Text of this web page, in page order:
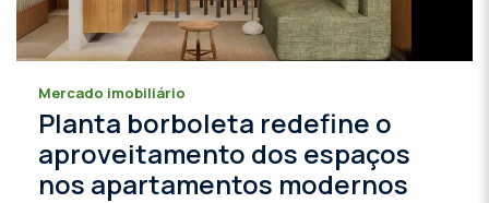
Mercado imobiliário
Planta borboleta redefine o
aproveitamento dos espaços
nos apartamentos modernos